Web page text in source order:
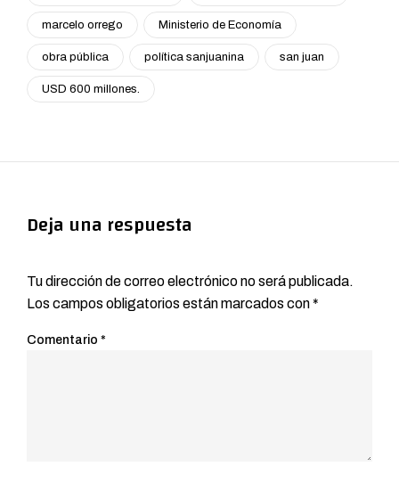
marcelo orrego Ministerio de Economía
obra pública política sanjuanina san juan
USD 600 millones.
Deja una respuesta
Tu dirección de correo electrónico no será publicada.
Los campos obligatorios están marcados con*
Comentario *